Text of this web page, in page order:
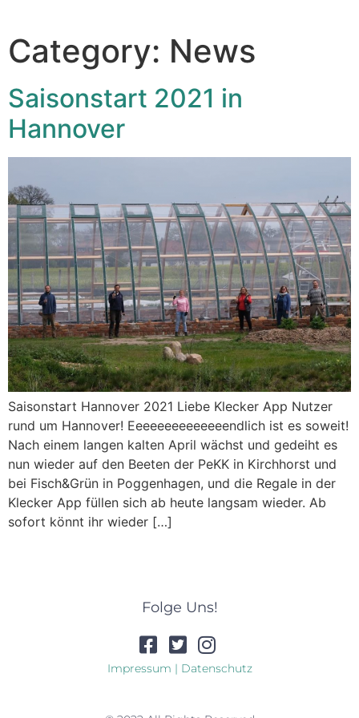
Category: News
Saisonstart 2021 in
Hannover
Saisonstart Hannover 2021 Liebe Klecker App Nutzer
rund um Hannover! Eeeeeeeeeeeeeendlich ist es soweit!
Nach einem langen kalten April wächst und gedeiht es
nun wieder auf den Beeten der PeKK in Kirchhorst und
bei Fisch&Grün in Poggenhagen, und die Regale in der
Klecker App füllen sich ab heute langsam wieder. Ab
sofort könnt ihr wieder […]
Folge Uns!
Impressum | Datenschutz